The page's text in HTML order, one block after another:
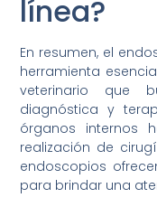
línea?
En resumen, el
herramienta
veterinario que
diagnóstica y
órganos internos
realización de
endoscopios
para brindar una